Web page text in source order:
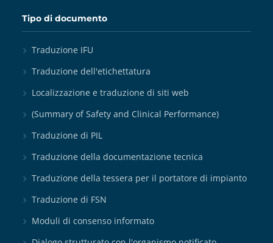
Tipo di documento
Traduzione IFU
Traduzione dell'etichettatura
Localizzazione e traduzione di siti web
(Summary of Safety and Clinical Performance)
Traduzione di PIL
Traduzione della documentazione tecnica
Traduzione della tessera per il portatore di impianto
Traduzione di FSN
Moduli di consenso informato